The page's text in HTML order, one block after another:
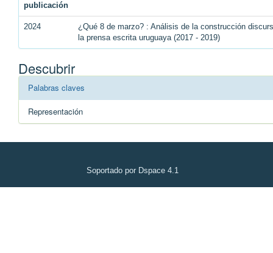
publicación
2024
¿Qué 8 de marzo? : Análisis de la construcción
la prensa escrita uruguaya (2017 - 2019)
Descubrir
Palabras claves
Representación
Soportado por Dspace 4.1